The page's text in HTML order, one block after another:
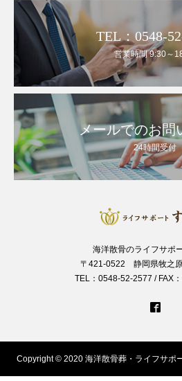
TEL：0548-
営業時間 9:30～
メールでのお問
24時間受付
海洋散骨のライフサポ
〒421-0522 静岡県牧之
TEL：0548-52-2577 / FAX
Copyright © 2020 海洋散骨葬・ライフサポ